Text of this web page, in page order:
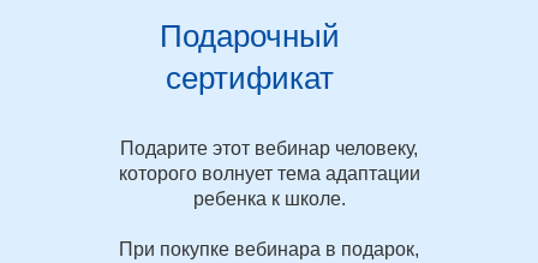
Подарочный
сертификат
Подарите этот вебинар человеку,
которого волнует тема адаптации
ребенка к школе.
При покупке вебинара в подарок,